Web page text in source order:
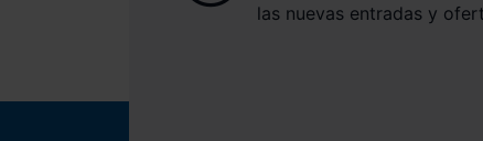
las nuevas entradas y